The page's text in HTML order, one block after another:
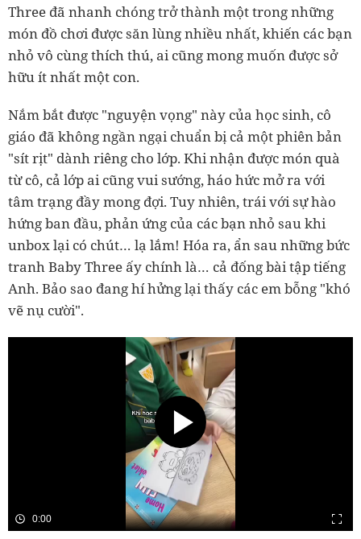
Three đã nhanh chóng trở thành một trong những
món đồ chơi được săn lùng nhiều nhất, khiến các bạn
nhỏ vô cùng thích thú, ai cũng mong muốn được sở
hữu ít nhất một con.
Nắm bắt được "nguyện vọng" này của học sinh, cô
giáo đã không ngần ngại chuẩn bị cả một phiên bản
"sít rịt" dành riêng cho lớp. Khi nhận được món quà
từ cô, cả lớp ai cũng vui sướng, háo hức mở ra với
tâm trạng đầy mong đợi. Tuy nhiên, trái với sự hào
hứng ban đầu, phản ứng của các bạn nhỏ sau khi
unbox lại có chút… lạ lắm! Hóa ra, ẩn sau những bức
tranh Baby Three ấy chính là… cả đống bài tập tiếng
Anh. Bảo sao đang hí hửng lại thấy các em bỗng "khó
vẽ nụ cười".
0:00